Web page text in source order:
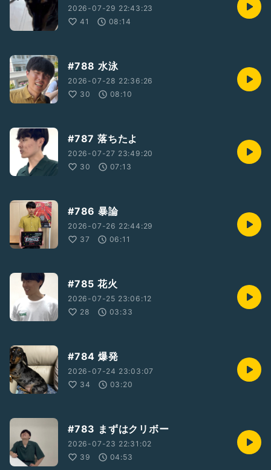
2026-07-29 22:43:23
41
08:14
#788 水泳
2026-07-28 22:36:26
30
08:10
#787 落ちたよ
2026-07-27 23:49:20
30
07:13
#786 暴論
2026-07-26 22:44:29
37
06:11
#785 花火
2026-07-25 23:06:12
28
03:33
#784 爆発
2026-07-24 23:03:07
34
03:20
#783 まずはクリボー
2026-07-23 22:31:02
39
04:53